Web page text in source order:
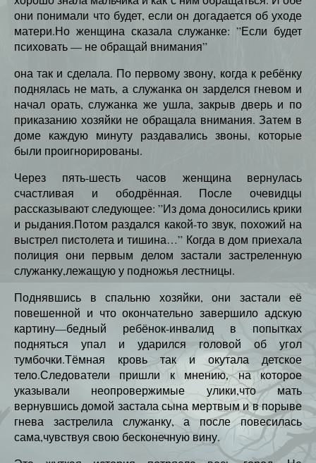
они понимали что будет, если он догадается об уходе
матери.Но женщина сказала служанке: ”Если будет
психовать — не обращай внимания”
она так и сделала. По первому звону, когда к ребёнку
поднялась не мать, а служанка он зарделся гневом и
начал орать, служанка же ушла, закрыв дверь и по
приказанию хозяйки не обращала внимания. Затем в
доме каждую минуту раздавались звоны, которые
были проигнорированы.
Через пять-шесть часов женщина вернулась
счастливая и ободрённая. После очевидцы
рассказывают следующее: ”Из дома доносились крики
и рыдания.Потом раздался какой-то звук, похожий на
выстрел пистолета и тишина…” Когда в дом приехала
полиция они первым делом застали застреленную
служанку,лежащую у подножья лестницы.
Поднявшись в спальню хозяйки, они застали её
повешенной и что окончательно завершило адскую
картину—бедный ребёнок-инвалид в попытках
подняться упал и ударился головой об угол
тумбочки.Тёмная кровь так и окутала детское
тело.Следователи пришли к мнению, на которое
указывали неопровержимые улики,что мать
вернувшись домой застала сына мертвым и в порыве
гнева застрелила служанку, а после повесилась
сама,чувствуя свою бесконечную вину.